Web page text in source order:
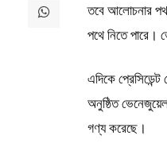
তবে আলোচনার পথ
পথে নিতে
এদিকে
অনুষ্ঠিত
গণ্য করেছে।